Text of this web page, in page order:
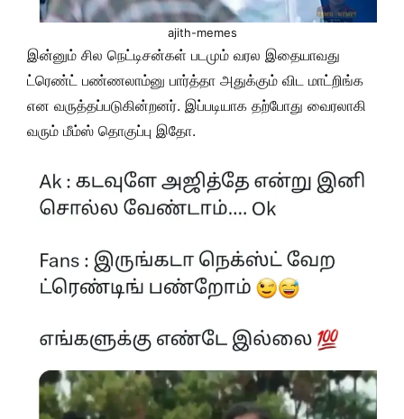
ajith-memes
இன்னும் சில நெட்டிசன்கள் படமும் வரல இதையாவது
ட்ரெண்ட் பண்ணலாம்னு பார்த்தா அதுக்கும் விட மாட்றிங்க
என வருத்தப்படுகின்றனர். இப்படியாக தற்போது வைரலாகி
வரும் மீம்ஸ் தொகுப்பு இதோ.